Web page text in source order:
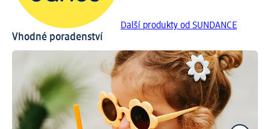
Další produkty od SUNDANCE
Vhodné poradenství